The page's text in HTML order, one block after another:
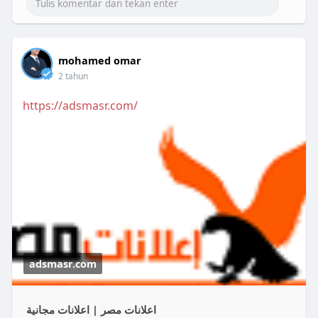
mohamed omar
2 tahun
https://adsmasr.com/
adsmasr.com
اعلانات مصر | اعلانات مجانية